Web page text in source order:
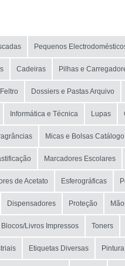
Pequenos
Cadeiras Pilhas e
Dossiers e Pastas Arquivo
Informática e Técnica Lupas
Micas e Bolsas Catálogo
Marcadores Escolares
de Acetato Esferográficas
Dispensadores Proteção
Blocos/Livros Impressos Toners
Etiquetas Diversas